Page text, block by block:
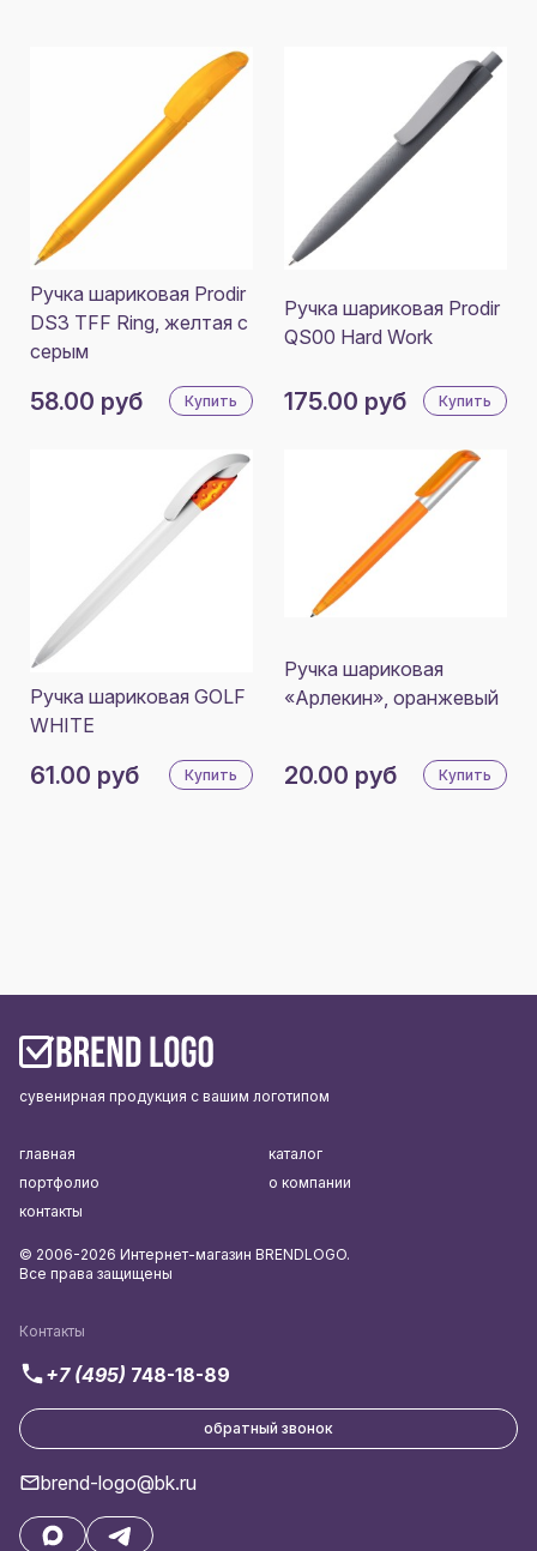
Ручка шариковая Prodir
DS3 TFF Ring, желтая с
серым
58.00 руб Купить
Ручка шариковая Prodir
QS00 Hard Work
175.00 руб Купить
Ручка шариковая GOLF
WHITE
61.00 руб Купить
Ручка шариковая
«Арлекин», оранжевый
20.00 руб Купить
сувенирная продукция с вашим логотипом
Контакты
+7 (495) 748-18-89
обратный звонок
brend-logo@bk.ru
главная
каталог
портфолио
о компании
контакты
© 2006-2026 Интернет-магазин BRENDLOGO.
Все права защищены